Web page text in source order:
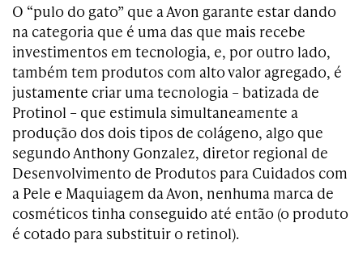
O “pulo do gato” que a Avon garante estar dando
na categoria que é uma das que mais recebe
investimentos em tecnologia, e, por outro lado,
também tem produtos com alto valor agregado, é
justamente criar uma tecnologia – batizada de
Protinol – que estimula simultaneamente a
produção dos dois tipos de colágeno, algo que
segundo Anthony Gonzalez, diretor regional de
Desenvolvimento de Produtos para Cuidados com
a Pele e Maquiagem da Avon, nenhuma marca de
cosméticos tinha conseguido até então (o produto
é cotado para substituir o retinol).